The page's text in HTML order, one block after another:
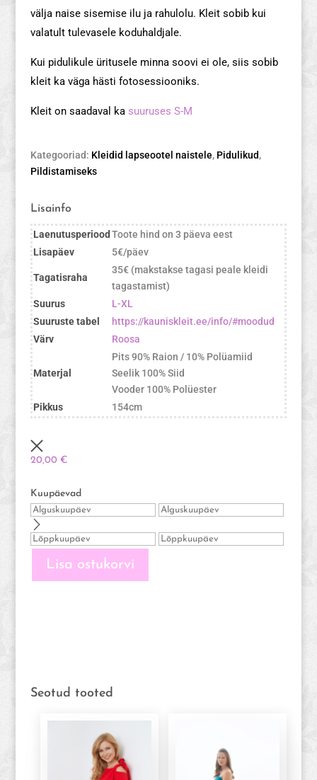
välja naise sisemise ilu ja rahulolu. Kleit sobib kui
valatult tulevasele koduhaldjale.
Kui pidulikule üritusele minna soovi ei ole, siis sobib
kleit ka väga hästi fotosessiooniks.
Kleit on saadaval ka suuruses S-M
Kategooriad: Kleidid lapseootel naistele, Pidulikud,
Pildistamiseks
Lisainfo
Laenutusperiood Toote hind on 3 päeva eest
Lisapäev
5€/päev
Tagatisraha
35€ (makstakse tagasi peale kleidi
tagastamist)
Suurus
L-XL
Suuruste tabel
https://kauniskleit.ee/info/#moodud
Värv
Roosa
Materjal
Pits 90% Raion / 10% Polüamiid
Seelik 100% Siid
Vooder 100% Polüester
Pikkus
154cm
20,00 €
Kuupäevad
Lisa ostukorvi
Seotud tooted